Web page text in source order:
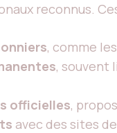
reconnus.
, comme
, souvent
officielles,
avec des sites